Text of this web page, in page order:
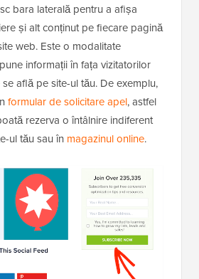
bara laterală pentru a afișa
și alt conținut pe fiecare pagină
web. Este o modalitate
informații în fața vizitatorilor
află pe site-ul tău. De exemplu,
formular de solicitare apel, astfel
rezerva o întâlnire indiferent
ul tău sau în magazinul online.